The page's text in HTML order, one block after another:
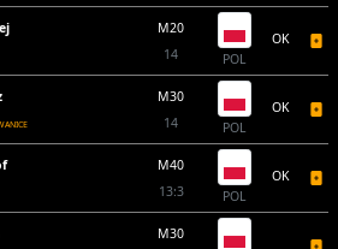
M20
14
POL
OK
M30
14
POL
OK
M40
13:3
POL
OK
M30